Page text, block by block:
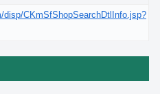
disp/CKmSfShopSearchDtlInfo.jsp?